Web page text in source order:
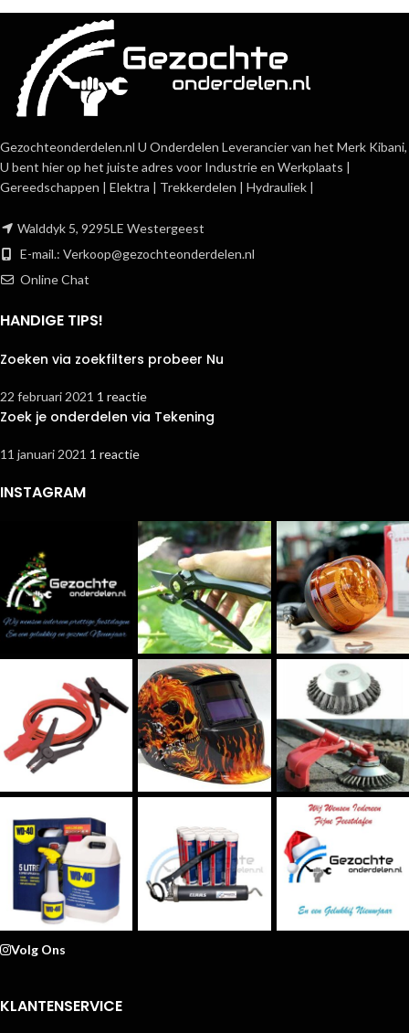
Gezochteonderdelen.nl U Onderdelen Leverancier van het Merk Kibani,
U bent hier op het juiste adres voor Industrie en Werkplaats |
Gereedschappen | Elektra | Trekkerdelen | Hydrauliek |
Walddyk 5, 9295LE Westergeest
E-mail.: Verkoop@gezochteonderdelen.nl
Online Chat
HANDIGE TIPS!
Zoeken via zoekfilters probeer Nu
22 februari 2021 1 reactie
Zoek je onderdelen via Tekening
11 januari 2021 1 reactie
INSTAGRAM
Volg Ons
KLANTENSERVICE